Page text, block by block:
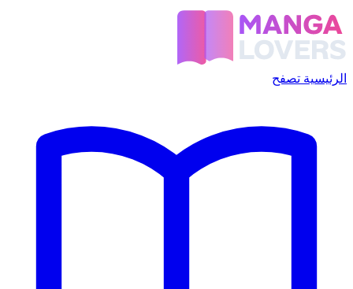
الرئيسية تصفح